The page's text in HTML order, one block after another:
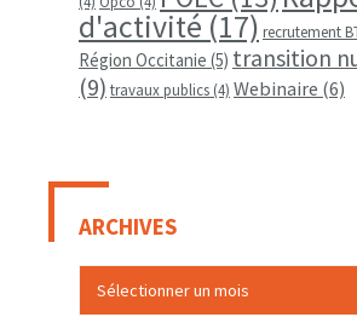
d'activité (17) recrutement
Région Occitanie (5) transition
(9) travaux publics (4) Webinaire (6)
ARCHIVES